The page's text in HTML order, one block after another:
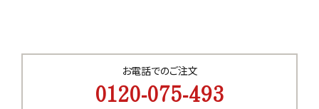
お電話でのご注文
0120-075-493